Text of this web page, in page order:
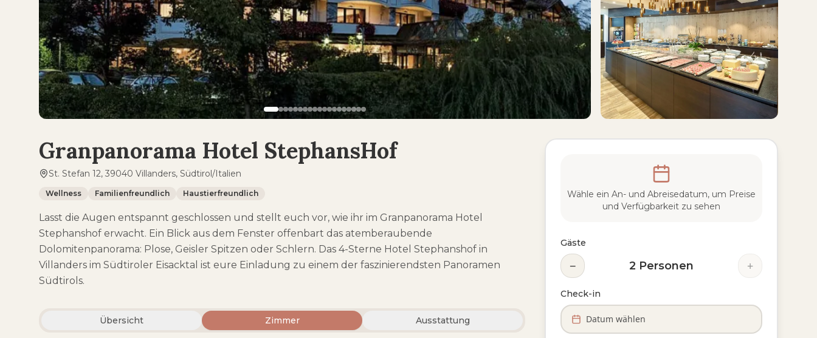
Granpanorama Hotel StephansHof
St. Stefan 12, 39040 Villanders, Südtirol/Italien
Wellness Familienfreundlich Haustierfreundlich
Lasst die Augen entspannt geschlossen und stellt euch vor, wie ihr im Granpanorama Hotel
Stephanshof erwacht. Ein Blick aus dem Fenster offenbart das atemberaubende
Dolomitenpanorama: Plose, Geisler Spitzen oder Schlern. Das 4-Sterne Hotel Stephanshof in
Villanders im Südtiroler Eisacktal ist eure Einladung zu einem der faszinierendsten Panoramen
Südtirols.
Übersicht Zimmer Ausstattung
Wähle ein An- und Abreisedatum, um Preise
und Verfügbarkeit zu sehen
Gäste
− 2 Personen +
Check-in
Datum wählen